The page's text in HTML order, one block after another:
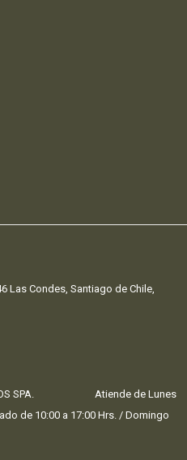
Las Condes, Santiago de Chile,
AUTOS SPA. Atiende de Lunes
de 10:00 a 17:00 Hrs. / Domingo